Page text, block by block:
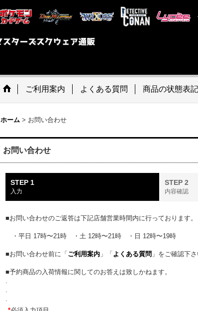
ご利用案内 よくある質問 商品の状態表記
ホーム > お問い合わせ
お問い合わせ
STEP 1
入力
STEP 2
内容確認
■お問い合わせのご返答は下記店舗営業時間内に行っております。
・平日 17時〜21時 ・土 12時〜21時 ・日 12時〜19時
■お問い合わせ前に「 ご利用案内 」「 よくある質問 」をご確認下さ
■予約商品の入荷情報に関してのお答えは致しかねます。
.
.
.